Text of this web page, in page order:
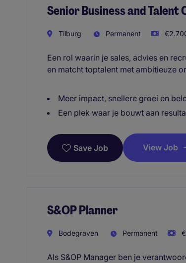
Senior Business and
Tilburg Permanent
Een rol waarin je sales, advies en
en matcht toptalent met ambitieuze
Meer impact, snellere groei en
Een plek waar je bouwt aan
Save Job View Job
S&OP Planner
Bodegraven Permanent
Als S&OP Manager ben je